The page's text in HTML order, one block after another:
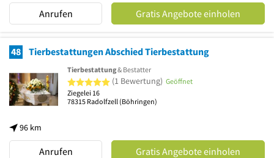
Anrufen Gratis Angebote einholen
48 Tierbestattungen Abschied Tierbestattung
96 km
Tierbestattung& Bestatter
5 von 5 Sternen
(1 Bewertung) Geöffnet
Ziegelei 16
78315 Radolfzell (Böhringen)
Anrufen Gratis Angebote einholen